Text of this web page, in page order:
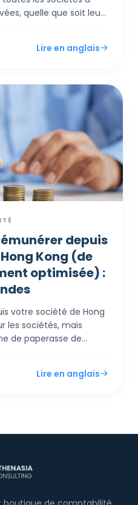
quelle que soit leur
d'utiliser une norme
abordable.
Lire en anglais
depuis
Kong (de
optimisée) :
votre société de Hong
les sociétés, mais
de paperasse de
pourrait piéger vos
Lire en anglais